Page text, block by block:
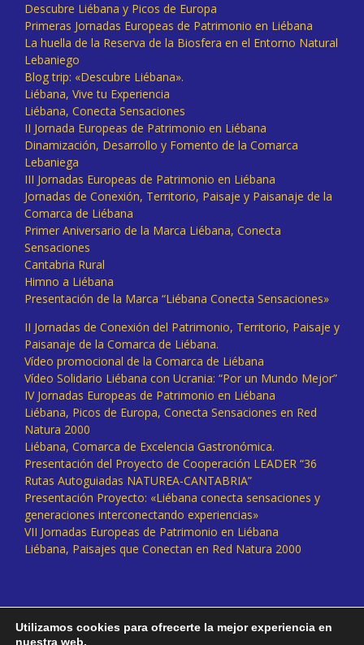
Descubre Liébana y Picos de Europa
Primeras Jornadas Europeas de Patrimonio en Liébana
La huella de la Reserva de la Biosfera en el Entorno Natural
Lebaniego
Blog trip: «Descubre Liébana».
Liébana, Vive tu Experiencia
Liébana, Conecta Sensaciones
II Jornada Europeas de Patrimonio en Liébana
Dinamización, Desarrollo y Fomento de la Comarca
Lebaniega
III Jornadas Europeas de Patrimonio en Liébana
Jornadas de Conexión, Territorio, Paisaje y Paisanaje de la
Comarca de Liébana
Primer Aniversario de la Marca Liébana, Conecta
Sensaciones
Cantabria Rural
Himno a Liébana
Presentación de la Marca “Liébana Conecta Sensaciones»
II Jornadas de Conexión del Patrimonio, Territorio, Paisaje y
Paisanaje de la Comarca de Liébana.
Vídeo promocional de la Comarca de Liébana
Vídeo Solidario Liébana con Ucrania: “Por un Mundo Mejor”
IV Jornadas Europeas de Patrimonio en Liébana
Liébana, Picos de Europa, Conecta Sensaciones en Red
Natura 2000
Liébana, Comarca de Excelencia Gastronómica.
Presentación del Proyecto de Cooperación LEADER “36
Rutas Autoguiadas NATUREA-CANTABRIA”
Presentación Proyecto: «Liébana conecta sensaciones y
generaciones interconectando experiencias»
VII Jornadas Europeas de Patrimonio en Liébana
Liébana, Paisajes que Conectan en Red Natura 2000
Utilizamos cookies para ofrecerte la mejor experiencia en
nuestra web.